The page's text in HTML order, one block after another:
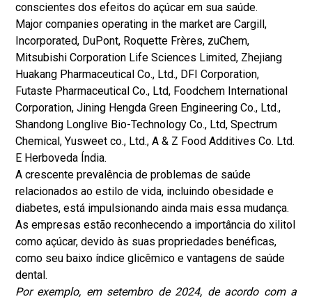
conscientes dos efeitos do açúcar em sua saúde.
Major companies operating in the market are Cargill,
Incorporated, DuPont, Roquette Frères, zuChem,
Mitsubishi Corporation Life Sciences Limited, Zhejiang
Huakang Pharmaceutical Co., Ltd., DFI Corporation,
Futaste Pharmaceutical Co., Ltd, Foodchem International
Corporation, Jining Hengda Green Engineering Co., Ltd.,
Shandong Longlive Bio-Technology Co., Ltd, Spectrum
Chemical, Yusweet co., Ltd., A & Z Food Additives Co. Ltd.
E Herboveda Índia.
A crescente prevalência de problemas de saúde
relacionados ao estilo de vida, incluindo obesidade e
diabetes, está impulsionando ainda mais essa mudança.
As empresas estão reconhecendo a importância do xilitol
como açúcar, devido às suas propriedades benéficas,
como seu baixo índice glicêmico e vantagens de saúde
dental.
Por exemplo, em setembro de 2024, de acordo com a